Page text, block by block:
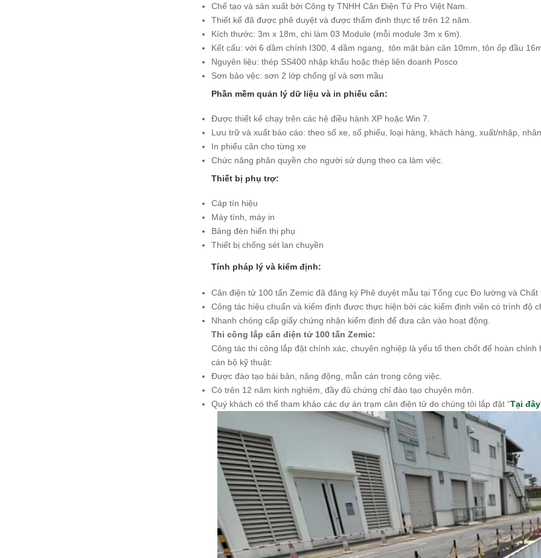
Chế tạo và sản xuất bởi Công ty TNHH Cân Điện Tử Pro Việt Nam.
Thiết kế đã được phê duyệt và được thẩm định thực tế trên 12 năm.
Kích thước: 3m x 18m, chi làm 03 Module (mỗi module 3m x 6m).
Kết cấu: với 6 dầm chính I300, 4 dầm ngang, tôn mặt bàn cân 10mm, tôn ốp đầu
Nguyên liệu: thép SS400 nhập khẩu hoặc thép liên doanh Posco
Sơn bảo vệc: sơn 2 lớp chống gỉ và sơn mầu
Phần mềm quản lý dữ liệu và in phiếu cân:
Được thiết kế chạy trên các hệ điều hành XP hoặc Win 7.
Lưu trữ và xuất báo cáo: theo số xe, số phiếu, loại hàng, khách hàng, xuất/nhập,
In phiếu cân cho từng xe
Chức năng phân quyền cho người sử dụng theo ca làm việc.
Thiết bị phụ trợ:
Cáp tín hiệu
Máy tính, máy in
Bảng đèn hiển thị phụ
Thiết bị chống sét lan chuyền
Tính pháp lý và kiểm định:
Cân điện tử 100 tấn Zemic đã đăng ký Phê duyệt mẫu tại Tổng cục Đo lường và Chất
Công tác hiệu chuẩn và kiểm định được thực hiện bởi các kiểm định viên có trình độ
Nhanh chóng cấp giấy chứng nhận kiểm định để đưa cân vào hoạt động.
Thi công lắp cân điện tử 100 tấn Zemic:
Công tác thi công lắp đặt chính xác, chuyên nghiệp là yếu tố then chốt để hoàn
cán bộ kỹ thuật:
Được đào tạo bài bản, năng động, mẫn cán trong công việc.
Có trên 12 năm kinh nghiệm, đầy đủ chứng chỉ đào tạo chuyên môn.
Quý khách có thể tham khảo các dự án trạm cân điện tử do chúng tôi lắp đặt “Tại đây